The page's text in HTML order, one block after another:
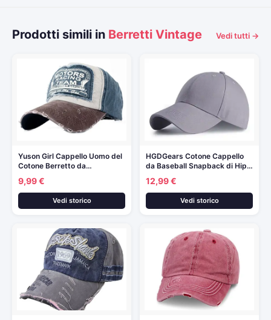
Prodotti simili in Berretti Vintage Vedi tutti →
Yuson Girl Cappello Uomo del
Cotone Berretto da…
9,99 €
Vedi storico
HGDGears Cotone Cappello
da Baseball Snapback di Hip…
12,99 €
Vedi storico